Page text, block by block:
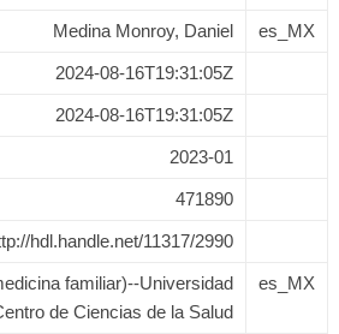
Medina Monroy, Daniel es_MX
2024-08-16T19:31:05Z
2024-08-16T19:31:05Z
2023-01
471890
hdl.handle.net/11317/2990
familiar)--Universidad
de Ciencias de la Salud
es_MX